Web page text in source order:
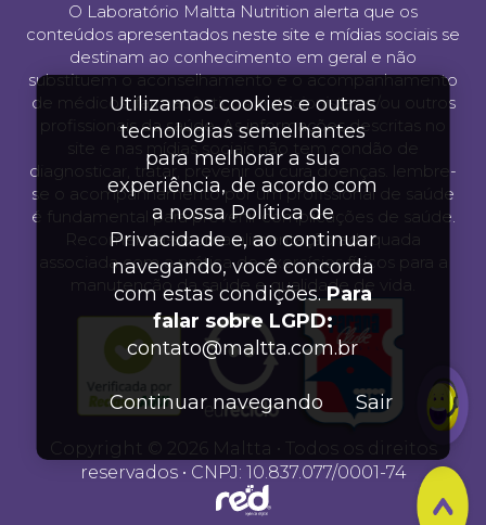
O Laboratório Maltta Nutrition alerta que os
conteúdos apresentados neste site e mídias sociais se
destinam ao conhecimento em geral e não
substituem o aconselhamento e o acompanhamento
de médicos, farmacêuticos, nutricionistas e/ou outros
profissionais da saúde. As informações descritas no
site e nas mídias sociais não tem condão de
diagnosticar, tratar, prevenir ou cura doenças. lembre-
se o acompanhamento por um profissional de saúde
é fundamental para prevenir complicações de saúde.
Recomenda-se uma alimentação adequada
associada com a prática de exercícios físicos para a
manutenção da saúde e qualidade de vida.
Copyright © 2026 Maltta • Todos os direitos
reservados • CNPJ: 10.837.077/0001-74
Utilizamos cookies e outras
tecnologias semelhantes
para melhorar a sua
experiência, de acordo com
a nossa Política de
Privacidade e, ao continuar
navegando, você concorda
com estas condições.Para
falar sobre LGPD:
contato@maltta.com.br
Continuar navegando Sair